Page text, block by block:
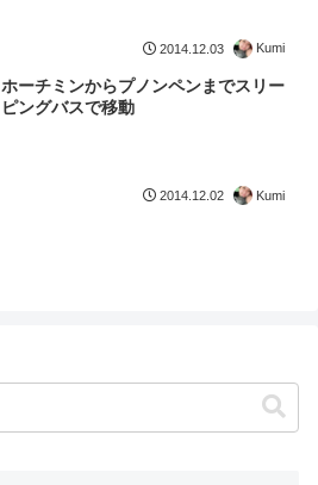
2014.12.03 Kumi
ホーチミンからプノンペンまでスリー
ピングバスで移動
2014.12.02 Kumi